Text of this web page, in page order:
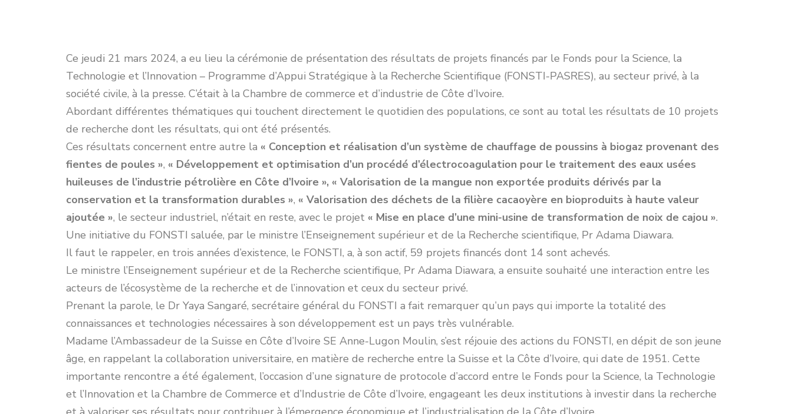
Ce jeudi 21 mars 2024, a eu lieu la cérémonie de présentation des résultats de projets financés par le Fonds pour la Science, la
Technologie et l’Innovation – Programme d’Appui Stratégique à la Recherche Scientifique (FONSTI-PASRES), au secteur privé, à la
société civile, à la presse. C’était à la Chambre de commerce et d’industrie de Côte d’Ivoire.
Abordant différentes thématiques qui touchent directement le quotidien des populations, ce sont au total les résultats de 10 projets
de recherche dont les résultats, qui ont été présentés.
Ces résultats concernent entre autre la « Conception et réalisation d’un système de chauffage de poussins à biogaz provenant des
fientes de poules », « Développement et optimisation d’un procédé d’électrocoagulation pour le traitement des eaux usées
huileuses de l’industrie pétrolière en Côte d’Ivoire », « Valorisation de la mangue non exportée produits dérivés par la
conservation et la transformation durables », « Valorisation des déchets de la filière cacaoyère en bioproduits à haute valeur
ajoutée », le secteur industriel, n’était en reste, avec le projet « Mise en place d’une mini-usine de transformation de noix de cajou ».
Une initiative du FONSTI saluée, par le ministre l’Enseignement supérieur et de la Recherche scientifique, Pr Adama Diawara.
Il faut le rappeler, en trois années d’existence, le FONSTI, a, à son actif, 59 projets financés dont 14 sont achevés.
Le ministre l’Enseignement supérieur et de la Recherche scientifique, Pr Adama Diawara, a ensuite souhaité une interaction entre les
acteurs de l’écosystème de la recherche et de l’innovation et ceux du secteur privé.
Prenant la parole, le Dr Yaya Sangaré, secrétaire général du FONSTI a fait remarquer qu’un pays qui importe la totalité des
connaissances et technologies nécessaires à son développement est un pays très vulnérable.
Madame l’Ambassadeur de la Suisse en Côte d’Ivoire SE Anne-Lugon Moulin, s’est réjouie des actions du FONSTI, en dépit de son jeune
âge, en rappelant la collaboration universitaire, en matière de recherche entre la Suisse et la Côte d’Ivoire, qui date de 1951. Cette
importante rencontre a été également, l’occasion d’une signature de protocole d’accord entre le Fonds pour la Science, la Technologie
et l’Innovation et la Chambre de Commerce et d’Industrie de Côte d’Ivoire, engageant les deux institutions à investir dans la recherche